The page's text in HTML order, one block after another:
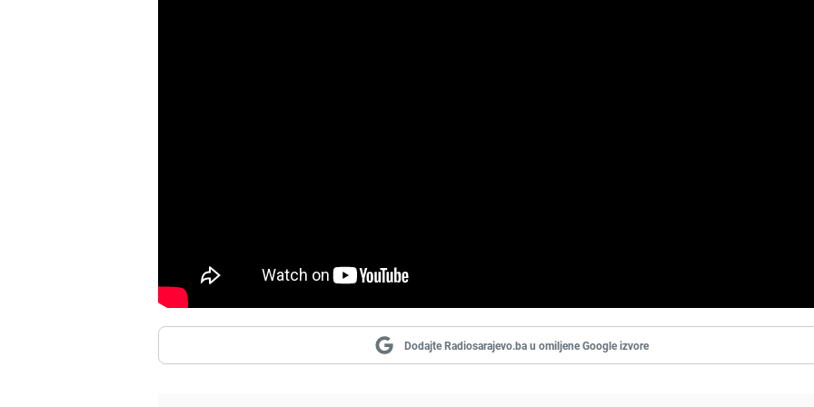
Dodajte Radiosarajevo.ba u omiljene Google izvore